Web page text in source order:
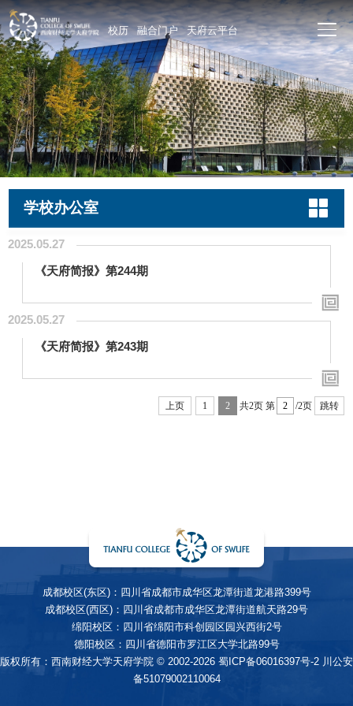
校历 融合门户 天府云平台
学校办公室
2025.05.27
《天府简报》第244期
2025.05.27
《天府简报》第243期
上页 1 2 共2页 第 /2页 跳转
成都校区(东区)：四川省成都市成华区龙潭街道龙港路399号
成都校区(西区)：四川省成都市成华区龙潭街道航天路29号
绵阳校区：四川省绵阳市科创园区园兴西街2号
德阳校区：四川省德阳市罗江区大学北路99号
版权所有：西南财经大学天府学院 © 2002-2026 蜀ICP备06016397号-2 川公安
备51079002110064